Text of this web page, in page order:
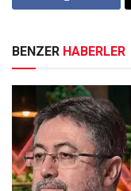
BENZER HABERLER